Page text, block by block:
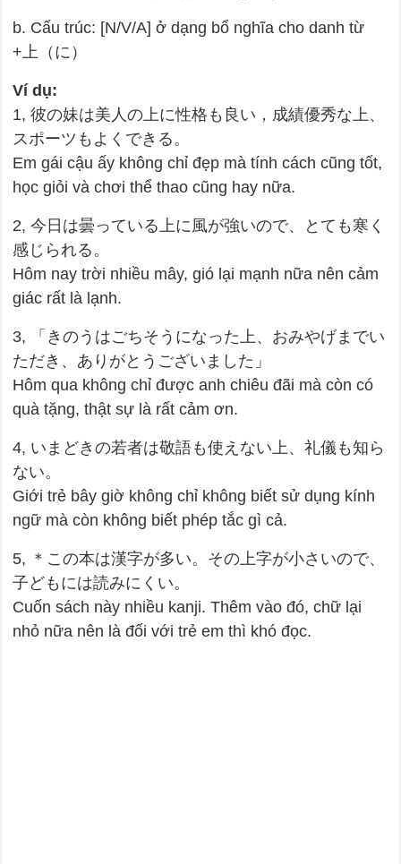
b. Cấu trúc: [N/V/A] ở dạng bổ nghĩa cho danh từ
+上（に）
Ví dụ:
1, 彼の妹は美人の上に性格も良い，成績優秀な上、
スポーツもよくできる。
Em gái cậu ấy không chỉ đẹp mà tính cách cũng tốt,
học giỏi và chơi thể thao cũng hay nữa.
2, 今日は曇っている上に風が強いので、とても寒く
感じられる。
Hôm nay trời nhiều mây, gió lại mạnh nữa nên cảm
giác rất là lạnh.
3, 「きのうはごちそうになった上、おみやげまでい
ただき、ありがとうございました」
Hôm qua không chỉ được anh chiêu đãi mà còn có
quà tặng, thật sự là rất cảm ơn.
4, いまどきの若者は敬語も使えない上、礼儀も知ら
ない。
Giới trẻ bây giờ không chỉ không biết sử dụng kính
ngữ mà còn không biết phép tắc gì cả.
5, ＊この本は漢字が多い。その上字が小さいので、
子どもには読みにくい。
Cuốn sách này nhiều kanji. Thêm vào đó, chữ lại
nhỏ nữa nên là đối với trẻ em thì khó đọc.